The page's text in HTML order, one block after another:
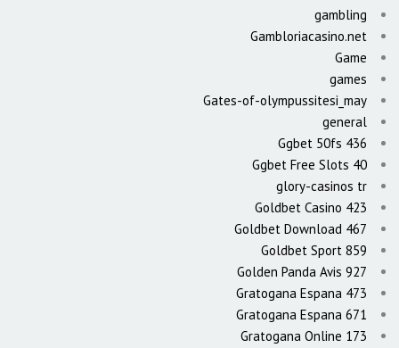
gambling
Gambloriacasino.net
Game
games
Gates-of-olympussitesi_may
general
Ggbet 50fs 436
Ggbet Free Slots 40
glory-casinos tr
Goldbet Casino 423
Goldbet Download 467
Goldbet Sport 859
Golden Panda Avis 927
Gratogana Espana 473
Gratogana Espana 671
Gratogana Online 173